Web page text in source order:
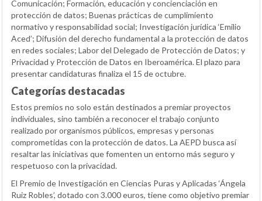
Comunicación; Formación, educación y concienciación en
protección de datos; Buenas prácticas de cumplimiento
normativo y responsabilidad social; Investigación jurídica ‘Emilio
Aced’; Difusión del derecho fundamental a la protección de datos
en redes sociales; Labor del Delegado de Protección de Datos; y
Privacidad y Protección de Datos en Iberoamérica. El plazo para
presentar candidaturas finaliza el 15 de octubre.
Categorías destacadas
Estos premios no solo están destinados a premiar proyectos
individuales, sino también a reconocer el trabajo conjunto
realizado por organismos públicos, empresas y personas
comprometidas con la protección de datos. La AEPD busca así
resaltar las iniciativas que fomenten un entorno más seguro y
respetuoso con la privacidad.
El Premio de Investigación en Ciencias Puras y Aplicadas ‘Ángela
Ruiz Robles’, dotado con 3.000 euros, tiene como objetivo premiar